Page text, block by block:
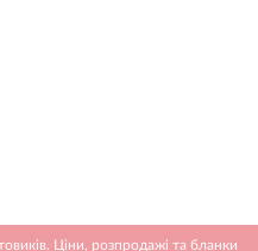
Ціни, розпродажі та бланки